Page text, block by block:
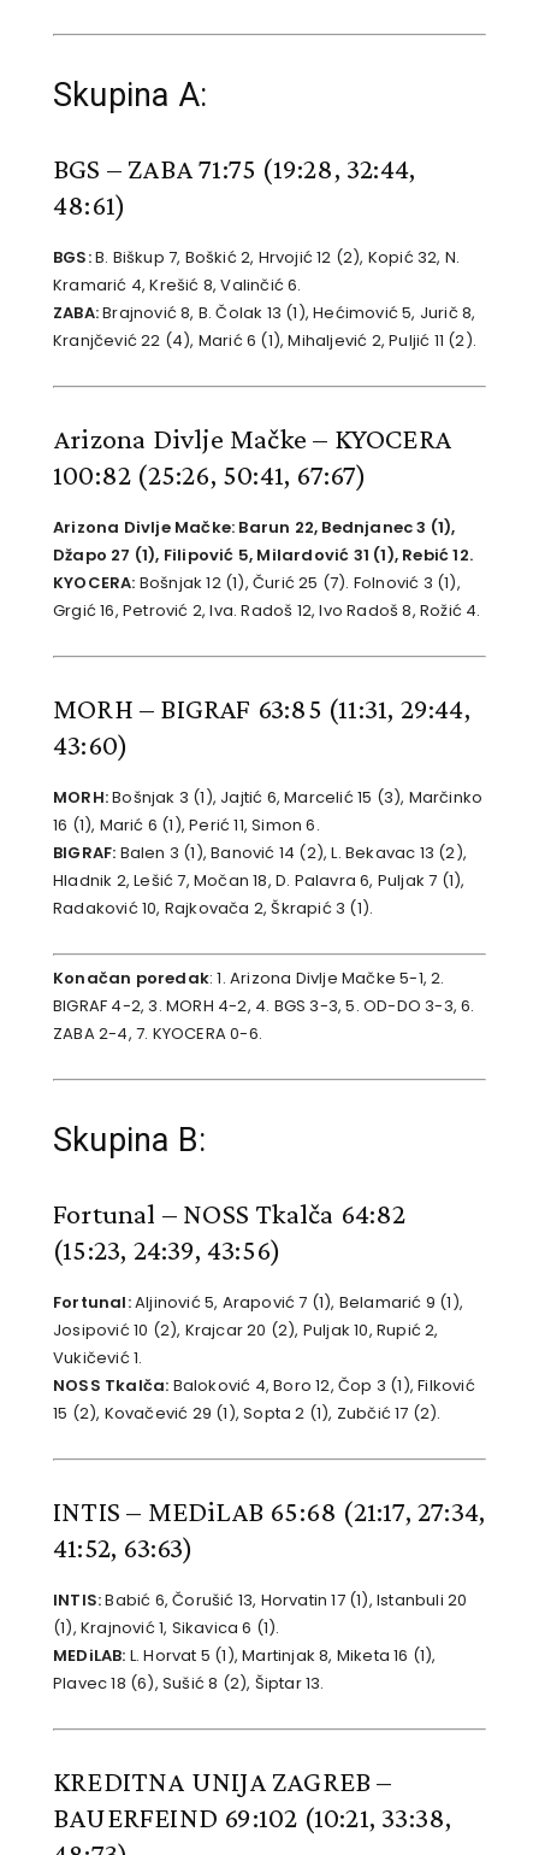
Skupina A:
BGS – ZABA 71:75 (19:28, 32:44,
48:61)
BGS:B. Biškup 7, Boškić 2, Hrvojić 12 (2), Kopić 32, N.
Kramarić 4, Krešić 8, Valinčić 6.
ZABA:Brajnović 8, B. Čolak 13 (1), Hećimović 5, Jurič 8,
Kranjčević 22 (4), Marić 6 (1), Mihaljević 2, Puljić 11 (2).
Arizona Divlje Mačke – KYOCERA
100:82 (25:26, 50:41, 67:67)
Arizona Divlje Mačke: Barun 22, Bednjanec 3 (1),
Džapo 27 (1), Filipović 5, Milardović 31 (1), Rebić 12.
KYOCERA: Bošnjak 12 (1), Čurić 25 (7). Folnović 3 (1),
Grgić 16, Petrović 2, Iva. Radoš 12, Ivo Radoš 8, Rožić 4.
MORH – BIGRAF 63:85 (11:31, 29:44,
43:60)
MORH:Bošnjak 3 (1), Jajtić 6, Marcelić 15 (3), Marčinko
16 (1), Marić 6 (1), Perić 11, Simon 6.
BIGRAF: Balen 3 (1), Banović 14 (2), L. Bekavac 13 (2),
Hladnik 2, Lešić 7, Močan 18, D. Palavra 6, Puljak 7 (1),
Radaković 10, Rajkovača 2, Škrapić 3 (1).
Konačan poredak: 1. Arizona Divlje Mačke 5-1, 2.
BIGRAF 4-2, 3. MORH 4-2, 4. BGS 3-3, 5. OD-DO 3-3, 6.
ZABA 2-4, 7. KYOCERA 0-6.
Skupina B:
Fortunal – NOSS Tkalča 64:82
(15:23, 24:39, 43:56)
Fortunal:Aljinović 5, Arapović 7 (1), Belamarić 9 (1),
Josipović 10 (2), Krajcar 20 (2), Puljak 10, Rupić 2,
Vukičević 1.
NOSS Tkalča: Baloković 4, Boro 12, Čop 3 (1), Filković
15 (2), Kovačević 29 (1), Sopta 2 (1), Zubčić 17 (2).
INTIS – MEDiLAB 65:68 (21:17, 27:34,
41:52, 63:63)
INTIS:Babić 6, Čorušić 13, Horvatin 17 (1), Istanbuli 20
(1), Krajnović 1, Sikavica 6 (1).
MEDiLAB: L. Horvat 5 (1), Martinjak 8, Miketa 16 (1),
Plavec 18 (6), Sušić 8 (2), Šiptar 13.
KREDITNA UNIJA ZAGREB –
BAUERFEIND 69:102 (10:21, 33:38,